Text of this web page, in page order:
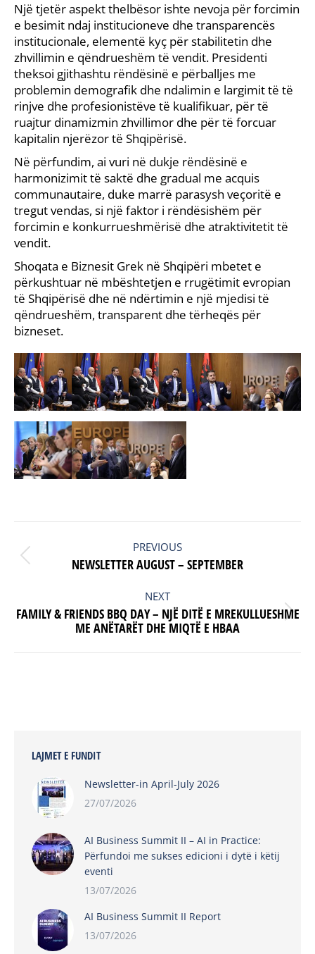
Një tjetër aspekt thelbësor ishte nevoja për forcimin
e besimit ndaj institucioneve dhe transparencës
institucionale, elementë kyç për stabilitetin dhe
zhvillimin e qëndrueshëm të vendit. Presidenti
theksoi gjithashtu rëndësinë e përballjes me
problemin demografik dhe ndalimin e largimit të të
rinjve dhe profesionistëve të kualifikuar, për të
ruajtur dinamizmin zhvillimor dhe për të forcuar
kapitalin njerëzor të Shqipërisë.
Në përfundim, ai vuri në dukje rëndësinë e
harmonizimit të saktë dhe gradual me acquis
communautaire, duke marrë parasysh veçoritë e
tregut vendas, si një faktor i rëndësishëm për
forcimin e konkurrueshmërisë dhe atraktivitetit të
vendit.
Shoqata e Biznesit Grek në Shqipëri mbetet e
përkushtuar në mbështetjen e rrugëtimit evropian
të Shqipërisë dhe në ndërtimin e një mjedisi të
qëndrueshëm, transparent dhe tërheqës për
bizneset.
POST
NAVIGATION
PREVIOUS
Previous
NEWSLETTER AUGUST – SEPTEMBER
NEXT
Next
post:
FAMILY & FRIENDS BBQ DAY – NJË DITË E MREKULLUESHME
ME ANËTARËT DHE MIQTË E HBAA
LAJMET E FUNDIT
Newsletter-in April-July 2026
27/07/2026
AI Business Summit II – AI in Practice:
Përfundoi me sukses edicioni i dytë i këtij
eventi
13/07/2026
AI Business Summit II Report
13/07/2026